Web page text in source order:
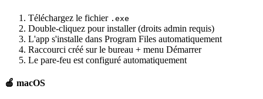
Téléchargez le fichier .exe
Double-cliquez pour installer (droits admin requis)
L'app s'installe dans Program Files automatiquement
Raccourci créé sur le bureau + menu Démarrer
Le pare-feu est configuré automatiquement
🍎 macOS